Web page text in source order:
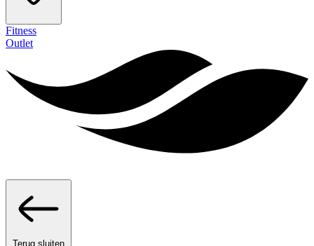
Fitness
Outlet
Terug sluiten